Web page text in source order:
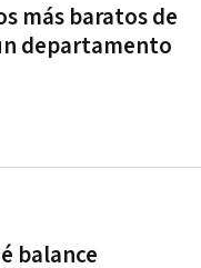
más baratos de
departamento
balance